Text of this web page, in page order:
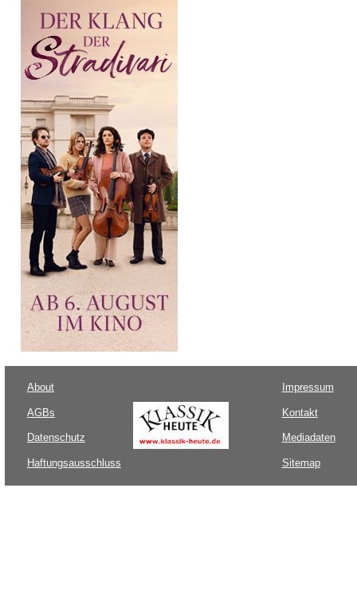
About
AGBs
Datenschutz
Haftungsausschluss
Impressum
Kontakt
Mediadaten
Sitemap